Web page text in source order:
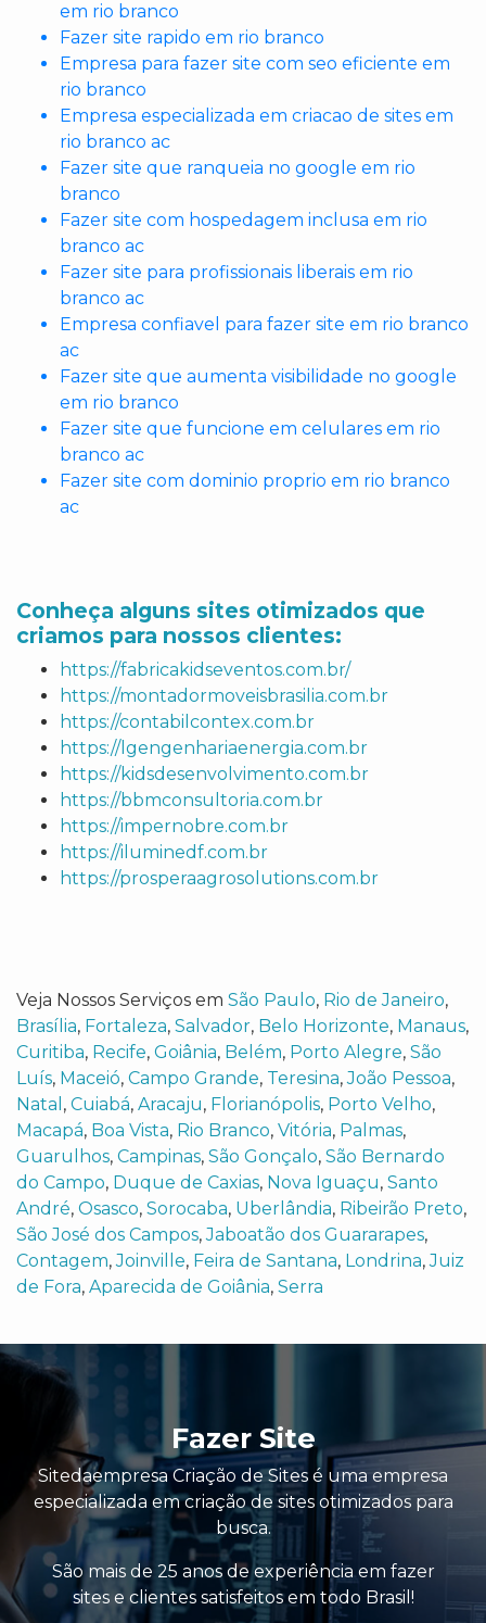
em rio branco
Fazer site rapido em rio branco
Empresa para fazer site com seo eficiente em
rio branco
Empresa especializada em criacao de sites em
rio branco ac
Fazer site que ranqueia no google em rio
branco
Fazer site com hospedagem inclusa em rio
branco ac
Fazer site para profissionais liberais em rio
branco ac
Empresa confiavel para fazer site em rio branco
ac
Fazer site que aumenta visibilidade no google
em rio branco
Fazer site que funcione em celulares em rio
branco ac
Fazer site com dominio proprio em rio branco
ac
Conheça alguns sites otimizados que
criamos para nossos clientes:
https://fabricakidseventos.com.br/
https://montadormoveisbrasilia.com.br
https://contabilcontex.com.br
https://lgengenhariaenergia.com.br
https://kidsdesenvolvimento.com.br
https://bbmconsultoria.com.br
https://impernobre.com.br
https://iluminedf.com.br
https://prosperaagrosolutions.com.br
Veja Nossos Serviços em São Paulo, Rio de Janeiro,
Brasília, Fortaleza, Salvador, Belo Horizonte, Manaus,
Curitiba, Recife, Goiânia, Belém, Porto Alegre, São
Luís, Maceió, Campo Grande, Teresina,João Pessoa,
Natal , Cuiabá, Aracaju, Florianópolis, Porto Velho,
Macapá, Boa Vista, Rio Branco, Vitória, Palmas,
Guarulhos, Campinas, São Gonçalo, São Bernardo
do Campo, Duque de Caxias, Nova Iguaçu, Santo
André, Osasco, Sorocaba, Uberlândia, Ribeirão Preto,
São José dos Campos,Jaboatão dos Guararapes,
Contagem,Joinville, Feira de Santana, Londrina,Juiz
de Fora, Aparecida de Goiânia, Serra
Fazer Site
Sitedaempresa Criação de Sites é uma empresa
especializada em criação de sites otimizados para
busca.
São mais de 25 anos de experiência em fazer
sites e clientes satisfeitos em todo Brasil!